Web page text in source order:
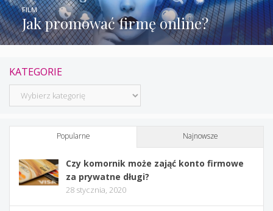
Jak promować firmę online?
FILM
KATEGORIE
Kategorie
Popularne Najnowsze
Czy komornik może zająć konto firmowe
za prywatne długi?
28 stycznia, 2020